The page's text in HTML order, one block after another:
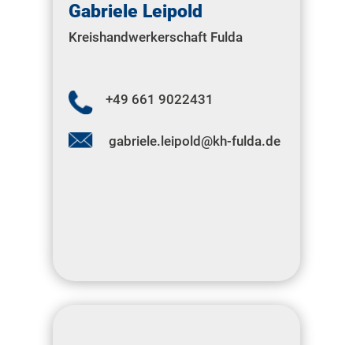
Gabriele Leipold
Kreishandwerkerschaft Fulda
+49 661 9022431
gabriele.leipold@kh-fulda.de